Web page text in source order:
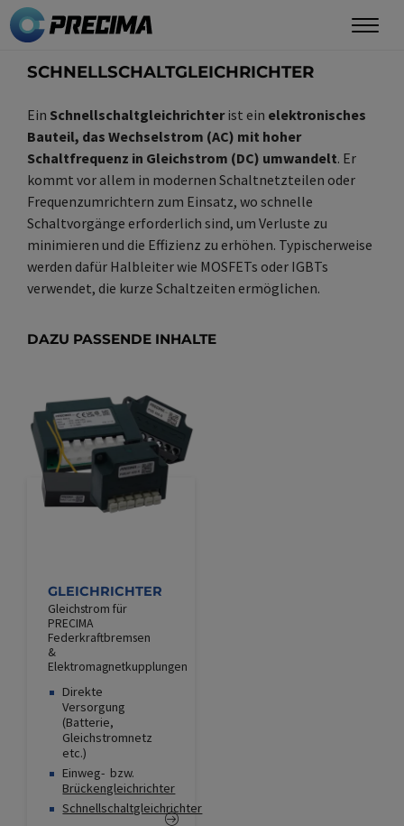
Direkt
zum
SCHNELLSCHALTGLEICHRICHTER
Ein Schnellschaltgleichrichterist ein elektronisches
Bauteil, das Wechselstrom (AC) mit hoher
Schaltfrequenz in Gleichstrom (DC) umwandelt. Er
kommt vor allem in modernen Schaltnetzteilen oder
Frequenzumrichtern zum Einsatz, wo schnelle
Schaltvorgänge erforderlich sind, um Verluste zu
minimieren und die Effizienz zu erhöhen. Typischerweise
werden dafür Halbleiter wie MOSFETs oder IGBTs
verwendet, die kurze Schaltzeiten ermöglichen.
DAZU PASSENDE INHALTE
GLEICHRICHTER
Gleichstrom für
PRECIMA
Federkraftbremsen
&
Elektromagnetkupplungen
Direkte
Versorgung
(Batterie,
Gleichstromnetz
etc.)
Einweg- bzw.
Brückengleichrichter
Schnellschaltgleichrichter